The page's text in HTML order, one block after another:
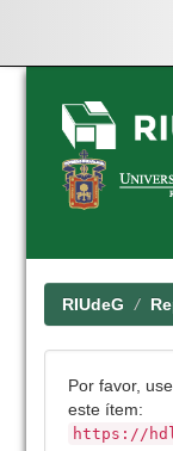
Skip
navigation
RIUdeG
Por favor,
este ítem:
https://